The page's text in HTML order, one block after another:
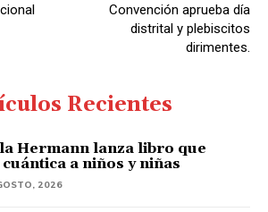
Convención aprueba día
distrital y plebiscitos
dirimentes.
Recientes
Hermann lanza libro que
a niños y niñas
2026